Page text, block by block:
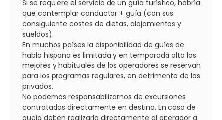
Si se requiere el servicio de un guía turístico, habría
que contemplar conductor + guía (con sus
consiguiente costes de dietas, alojamientos y
sueldos).
En muchos países la disponibilidad de guías de
habla hispana es limitada y en temporada alta los
mejores y habituales de los operadores se reservan
para los programas regulares, en detrimento de los
privados.
No podemos responsabilizarnos de excursiones
contratadas directamente en destino. En caso de
queja deben realizarla directamente al operador a